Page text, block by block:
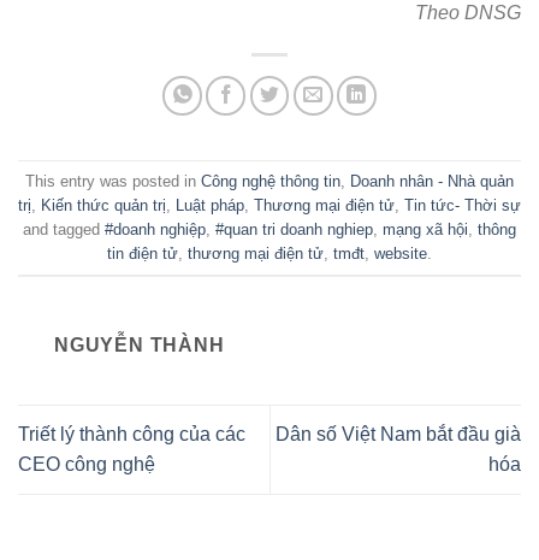
Theo DNSG
This entry was posted in Công nghệ thông tin Doanh nhân - Nhà quản
trị
Kiến thức quản trị Luật pháp Thương mại điện tử Tin tức- Thời sự
and tagged #doanh nghiệp #quan tri doanh nghiep mạng xã hội thông
tin điện tử thương mại điện tử tmđt website
NGUYỄN THÀNH
Triết lý thành công của các
CEO công nghệ
Dân số Việt Nam bắt đầu già
hóa